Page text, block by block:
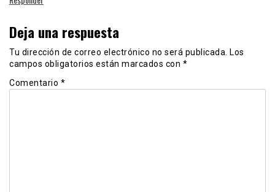
Deja una respuesta
Tu dirección de correo electrónico no será publicada. Los
campos obligatorios están marcados con *
Comentario *